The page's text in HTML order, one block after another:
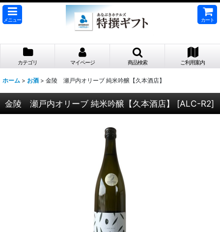
メニュー カート
カテゴリ マイページ 商品検索 ご利用案内
ホーム > お酒 > 金陵 瀬戸内オリーブ 純米吟醸【久本酒店】
金陵 瀬戸内オリーブ 純米吟醸【久本酒店】 [ALC-R2]